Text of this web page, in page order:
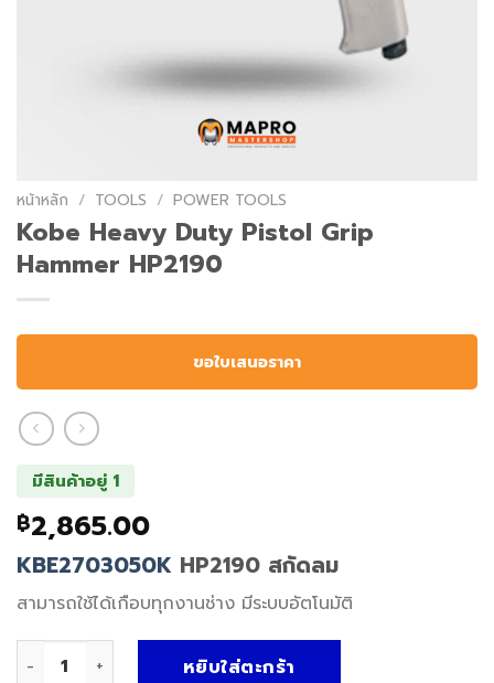
หน้าหลัก / TOOLS / POWER TOOLS
Kobe Heavy Duty Pistol Grip
Hammer HP2190
ขอใบเสนอราคา
มีสินค้าอยู่ 1
฿2,865.00
KBE2703050K HP2190 สกัดลม
สามารถใช้ได้เกือบทุกงานช่าง มีระบบอัตโนมัติ
จำนวน Kobe Heavy Duty Pistol Grip Hammer HP2190 ชิ้น
หยิบใส่ตะกร้า